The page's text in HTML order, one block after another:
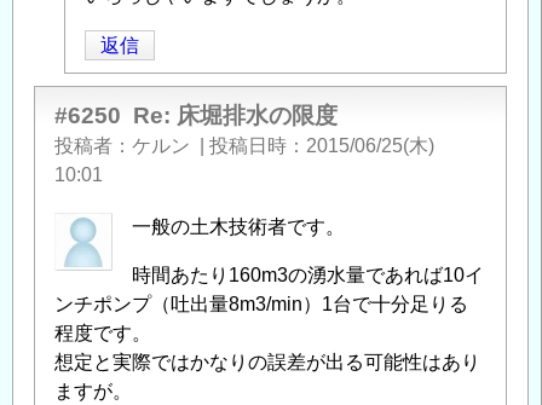
排
水
の
限
度
の
返
返信
#6250 Re: 床堀排水の限度
投稿者 ケルン 投稿日時
2015/06/25(木)
10:01
一般の土木技術者です。
時間あたり160m3の湧水量であれば10イ
ンチポンプ（吐出量8m3/min）1台で十分足りる
程度です。
想定と実際ではかなりの誤差が出る可能性はあり
ますが。